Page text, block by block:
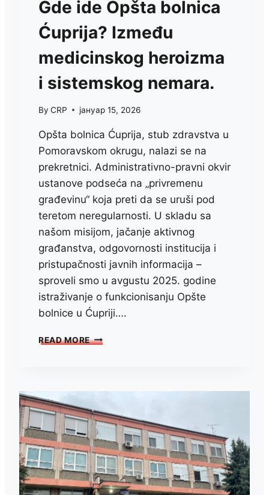
Gde ide Opšta bolnica
Ćuprija? Između
medicinskog heroizma
i sistemskog nemara.
By CRP јануар 15, 2026
Opšta bolnica Ćuprija, stub zdravstva u
Pomoravskom okrugu, nalazi se na
prekretnici. Administrativno-pravni okvir
ustanove podseća na „privremenu
građevinu“ koja preti da se uruši pod
teretom neregularnosti. U skladu sa
našom misijom, jačanje aktivnog
građanstva, odgovornosti institucija i
pristupačnosti javnih informacija –
sproveli smo u avgustu 2025. godine
istraživanje o funkcionisanju Opšte
bolnice u Ćupriji….
READ MORE GDE
MEDICINSKOG
HEROIZMA
I
SISTEMSKOG
NEMARA.